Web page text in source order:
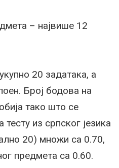
– највише 12
20 задатака, а
Број бодова на
тако што се
из српског језика
20) множи са 0.70,
предмета са 0.60.